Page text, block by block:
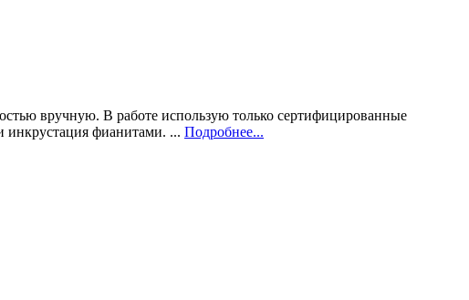
вручную. В работе использую только сертифицированные
инкрустация фианитами. ... Подробнее...